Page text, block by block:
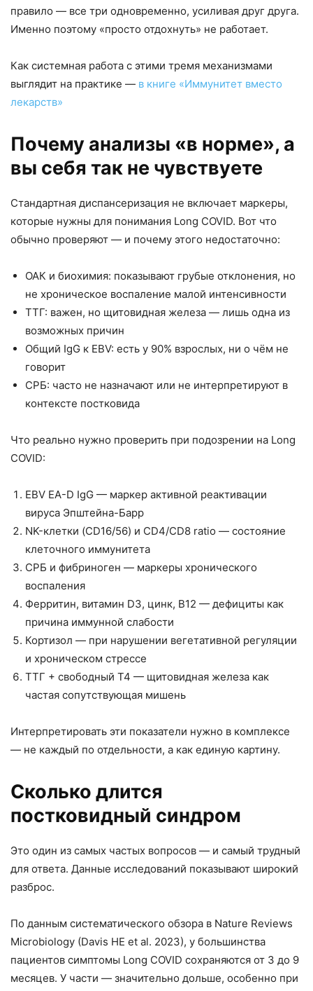
правило — все три одновременно, усиливая друг друга.
Именно поэтому «просто отдохнуть» не работает.
Как системная работа с этими тремя механизмами
выглядит на практике — в книге «Иммунитет вместо
лекарств»
Почему анализы «в норме», а
вы себя так не чувствуете
Стандартная диспансеризация не включает маркеры,
которые нужны для понимания Long COVID. Вот что
обычно проверяют — и почему этого недостаточно:
ОАК и биохимия: показывают грубые отклонения, но
не хроническое воспаление малой интенсивности
ТТГ: важен, но щитовидная железа — лишь одна из
возможных причин
Общий IgG к EBV: есть у 90% взрослых, ни о чём не
говорит
СРБ: часто не назначают или не интерпретируют в
контексте постковида
Что реально нужно проверить при подозрении на Long
COVID:
EBV EA-D IgG — маркер активной реактивации
вируса Эпштейна-Барр
NK-клетки (CD16/56) и CD4/CD8 ratio — состояние
клеточного иммунитета
СРБ и фибриноген — маркеры хронического
воспаления
Ферритин, витамин D3, цинк, B12 — дефициты как
причина иммунной слабости
Кортизол — при нарушении вегетативной регуляции
и хроническом стрессе
ТТГ + свободный Т4 — щитовидная железа как
частая сопутствующая мишень
Интерпретировать эти показатели нужно в комплексе
— не каждый по отдельности, а как единую картину.
Сколько длится
постковидный синдром
Это один из самых частых вопросов — и самый трудный
для ответа. Данные исследований показывают широкий
разброс.
По данным систематического обзора в Nature Reviews
Microbiology (Davis HE et al. 2023), у большинства
пациентов симптомы Long COVID сохраняются от 3 до 9
месяцев. У части — значительно дольше, особенно при